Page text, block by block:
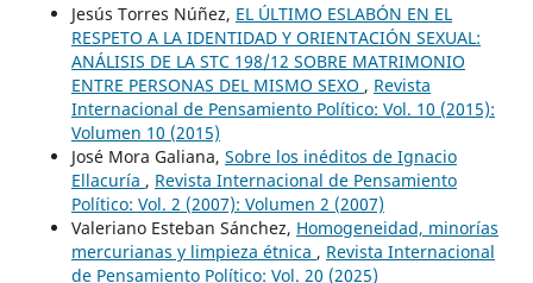
Jesús Torres Núñez, EL ÚLTIMO ESLABÓN EN EL
RESPETO A LA IDENTIDAD Y ORIENTACIÓN SEXUAL:
ANÁLISIS DE LA STC 198/12 SOBRE MATRIMONIO
ENTRE PERSONAS DEL MISMO SEXO , Revista
Internacional de Pensamiento Político: Vol. 10 (2015):
Volumen 10 (2015)
José Mora Galiana, Sobre los inéditos de Ignacio
Ellacuría , Revista Internacional de Pensamiento
Político: Vol. 2 (2007): Volumen 2 (2007)
Valeriano Esteban Sánchez, Homogeneidad, minorías
mercurianas y limpieza étnica , Revista Internacional
de Pensamiento Político: Vol. 20 (2025)